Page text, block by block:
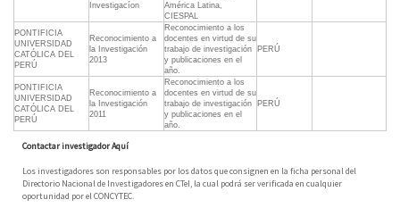
Investigacíon
América Latina,
CIESPAL
PONTIFICIA
UNIVERSIDAD
CATÓLICA DEL
PERÚ
Reconocimiento a
la Investigación
2013
Reconocimiento a los
docentes en virtud de su
trabajo de investigación
y publicaciones en el
año.
PERÚ
PONTIFICIA
UNIVERSIDAD
CATÓLICA DEL
PERÚ
Reconocimiento a
la Investigación
2011
Reconocimiento a los
docentes en virtud de su
trabajo de investigación
y publicaciones en el
año.
PERÚ
Contactar investigador Aquí
Los investigadores son responsables por los datos que consignen en la ficha personal del
Directorio Nacional de Investigadores en CTeI, la cual podrá ser verificada en cualquier
oportunidad por el CONCYTEC.